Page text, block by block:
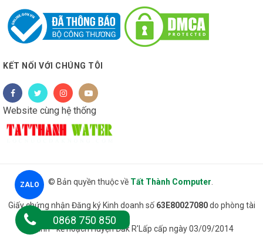
ZALO
KẾT NỐI VỚI CHÚNG TÔI
Website cùng hệ thống
© Bản quyền thuộc về Tất Thành Computer
0868 750 850
Giấy chứng nhận Đăng ký Kinh doanh số 63E80027080do phòng tài
chính - kế hoạch Huyện Đăk R'Lấp cấp ngày 03/09/2014